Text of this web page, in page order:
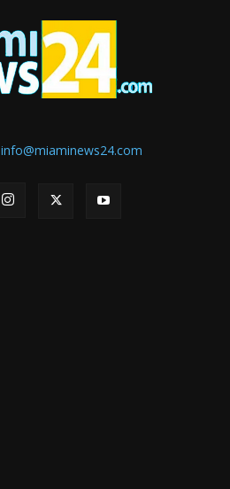
info@miaminews24.com